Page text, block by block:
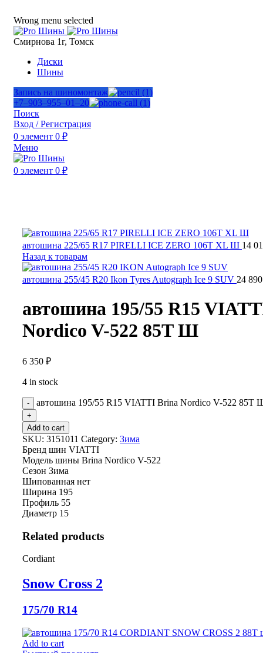
Wrong menu selected
Смирнова 1г, Томск
Диски
Шины
Запись на шиномонтаж
+7‒903‒955‒01‒20
Поиск
Вход / Регистрация
0 элемент 0 ₽
Меню
0 элемент 0 ₽
автошина 225/65 R17 PIRELLI ICE ZERO 106T XL Ш 14
Назад к товарам
автошина 255/45 R20 Ikon Tyres Autograph Ice 9 SUV 24
автошина 195/55 R15
Nordico V-522 85T Ш
6 350 ₽
4 in stock
автошина 195/55 R15 VIATTI Brina Nordico V-522 85T
Add to cart
SKU: 3151011 Category: Зима
Бренд шин VIATTI
Модель шины Brina Nordico V-522
Сезон Зима
Шипованная нет
Ширина 195
Профиль 55
Диаметр 15
Related products
Cordiant
Snow Cross 2
175/70 R14
Add to cart